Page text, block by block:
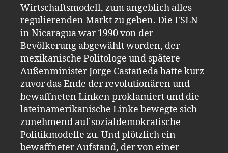
Wirtschaftsmodell, zum angeblich alles
regulierenden Markt zu geben. Die FSLN
in Nicaragua war 1990 von der
Bevölkerung abgewählt worden, der
mexikanische Politologe und spätere
Außenminister Jorge Castañeda hatte kurz
zuvor das Ende der revolutionären und
bewaffneten Linken proklamiert und die
lateinamerikanische Linke bewegte sich
zunehmend auf sozialdemokratische
Politikmodelle zu. Und plötzlich ein
bewaffneter Aufstand, der von einer